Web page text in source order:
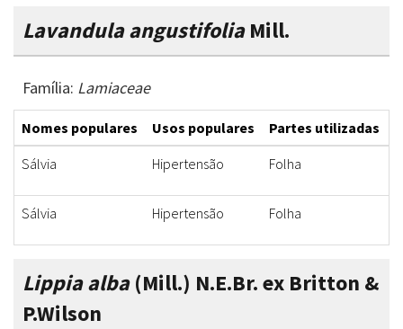
Lavandula angustifoliaMill.
Família: Lamiaceae
Nomes populares Usos populares Partes utilizadas
Sálvia
Hipertensão Folha
Sálvia Hipertensão Folha
Lippia alba(Mill.) N.E.Br. ex Britton &
P.Wilson